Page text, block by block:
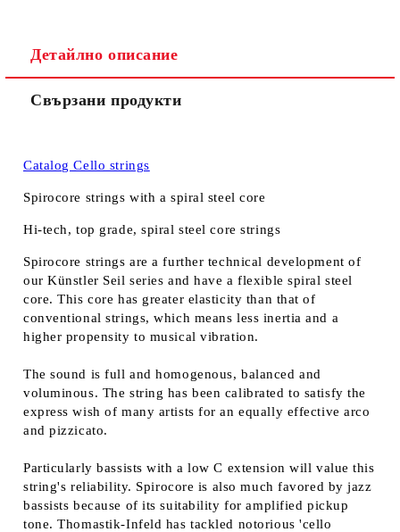
Детайлно описание
Свързани продукти
Catalog Cello strings
Spirocore strings with a spiral steel core
Hi-tech, top grade, spiral steel core strings
Spirocore strings are a further technical development of
our Künstler Seil series and have a flexible spiral steel
core. This core has greater elasticity than that of
conventional strings, which means less inertia and a
higher propensity to musical vibration.
The sound is full and homogenous, balanced and
voluminous. The string has been calibrated to satisfy the
express wish of many artists for an equally effective arco
and pizzicato.
Particularly bassists with a low C extension will value this
string's reliability. Spirocore is also much favored by jazz
bassists because of its suitability for amplified pickup
tone. Thomastik-Infeld has tackled notorious 'cello